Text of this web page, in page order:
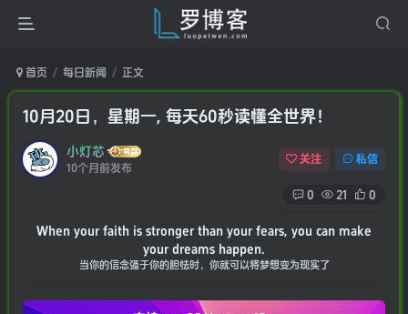
首页 每日新闻 正文
10月20日，星期一, 每天60秒读懂全世界！
小灯芯
10个月前发布
关注 私信
0 21 0
When your faith is stronger than your fears, you can make
your dreams happen.
当你的信念强于你的胆怯时，你就可以将梦想变为现实了